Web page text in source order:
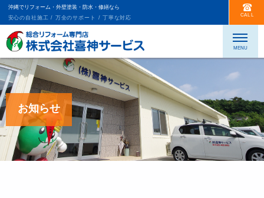
沖縄でリフォーム・外壁塗装・防水・修繕なら
安心の自社施工 / 万全のサポート / 丁寧な対応
CALL
お知らせ